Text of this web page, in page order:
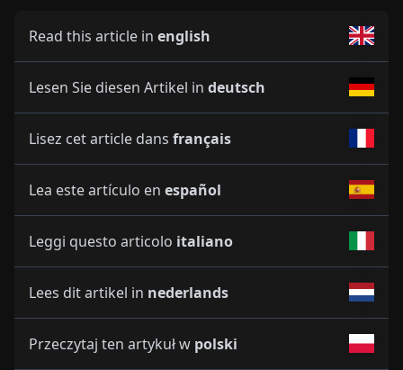
Read this article in english
Lesen Sie diesen Artikel in deutsch
Lisez cet article dans français
Lea este artículo en español
Leggi questo articolo italiano
Lees dit artikel in nederlands
Przeczytaj ten artykuł w polski